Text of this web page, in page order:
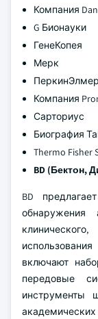
Компания
G Бионауки
ГенеКопея
Мерк
ПеркинЭлмер
Компания
Сарториус
Биография
Thermo Fisher
BD (Бектон,
BD
обнаружения
включают
передовые
инструменты